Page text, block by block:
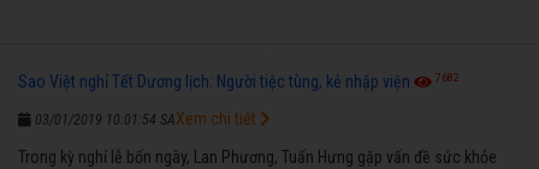
Sao Việt nghỉ Tết Dương lịch: Người tiệc tùng, kẻ nhập viện 7682
03/01/2019 10:01:54 SA
Trong kỳ nghỉ lễ bốn ngày, Lan Phương, Tuấn Hưng gặp vấn đề sức khỏe
Xem chi tiết